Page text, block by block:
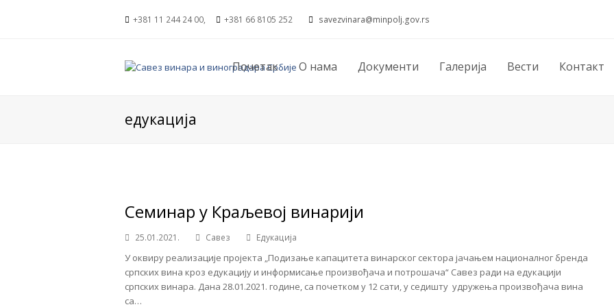
+381 11 244 24 00, +381 66 8105 252 savezvinara@minpolj.gov.rs
Почетак О нама Документи Галерија Вести Контакт
едукација
Семинар у Краљевој винарији
25.01.2021. Савез Едукација
У оквиру реализације пројекта „Подизање капацитета винарског сектора јачањем националног бренда
српских вина кроз едукацију и информисање произвођача и потрошача“ Савез ради на едукацији
српских винара. Дана 28.01.2021. године, са почетком у 12 сати, у седишту удружења произвођача вина
са…